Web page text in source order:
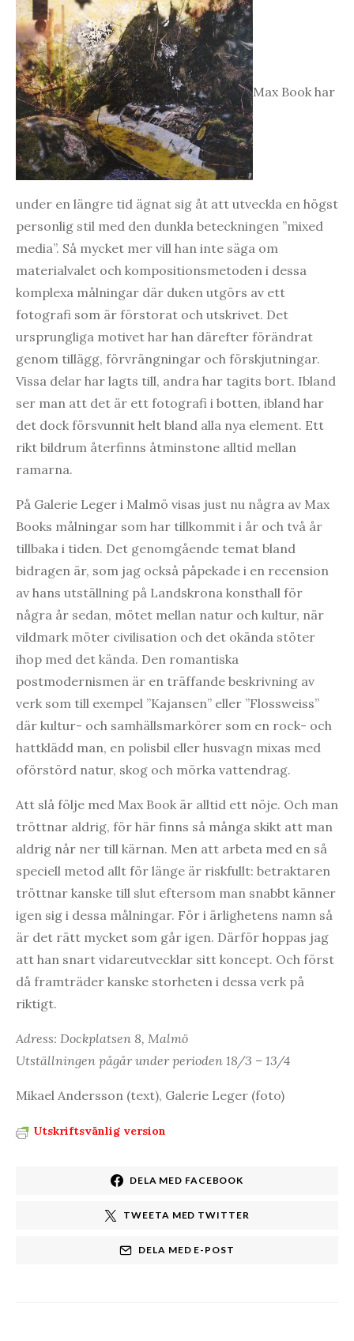
Max Book har
under en längre tid ägnat sig åt att utveckla en högst
personlig stil med den dunkla beteckningen ”mixed
media”. Så mycket mer vill han inte säga om
materialvalet och kompositionsmetoden i dessa
komplexa målningar där duken utgörs av ett
fotografi som är förstorat och utskrivet. Det
ursprungliga motivet har han därefter förändrat
genom tillägg, förvrängningar och förskjutningar.
Vissa delar har lagts till, andra har tagits bort. Ibland
ser man att det är ett fotografi i botten, ibland har
det dock försvunnit helt bland alla nya element. Ett
rikt bildrum återfinns åtminstone alltid mellan
ramarna.
På Galerie Leger i Malmö visas just nu några av Max
Books målningar som har tillkommit i år och två år
tillbaka i tiden. Det genomgående temat bland
bidragen är, som jag också påpekade i en recension
av hans utställning på Landskrona konsthall för
några år sedan, mötet mellan natur och kultur, när
vildmark möter civilisation och det okända stöter
ihop med det kända. Den romantiska
postmodernismen är en träffande beskrivning av
verk som till exempel ”Kajansen” eller ”Flossweiss”
där kultur- och samhällsmarkörer som en rock- och
hattklädd man, en polisbil eller husvagn mixas med
oförstörd natur, skog och mörka vattendrag.
Att slå följe med Max Book är alltid ett nöje. Och man
tröttnar aldrig, för här finns så många skikt att man
aldrig når ner till kärnan. Men att arbeta med en så
speciell metod allt för länge är riskfullt: betraktaren
tröttnar kanske till slut eftersom man snabbt känner
igen sig i dessa målningar. För i ärlighetens namn så
är det rätt mycket som går igen. Därför hoppas jag
att han snart vidareutvecklar sitt koncept. Och först
då framträder kanske storheten i dessa verk på
riktigt.
Adress: Dockplatsen 8, Malmö
Utställningen pågår under perioden 18/3 – 13/4
Mikael Andersson (text), Galerie Leger (foto)
Utskriftsvänlig version
DELA MED FACEBOOK
TWEETA MED TWITTER
DELA MED E-POST